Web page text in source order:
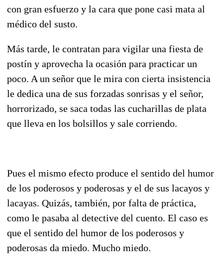
con gran esfuerzo y la cara que pone casi mata al
médico del susto.
Más tarde, le contratan para vigilar una fiesta de
postín y aprovecha la ocasión para practicar un
poco. A un señor que le mira con cierta insistencia
le dedica una de sus forzadas sonrisas y el señor,
horrorizado, se saca todas las cucharillas de plata
que lleva en los bolsillos y sale corriendo.
Pues el mismo efecto produce el sentido del humor
de los poderosos y poderosas y el de sus lacayos y
lacayas. Quizás, también, por falta de práctica,
como le pasaba al detective del cuento. El caso es
que el sentido del humor de los poderosos y
poderosas da miedo. Mucho miedo.